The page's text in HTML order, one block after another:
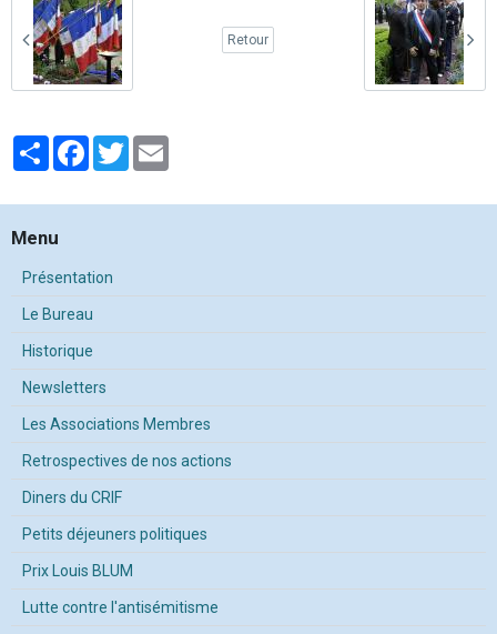
Retour
PartagerFacebook
Twitter
Menu
Présentation
Le Bureau
Historique
Newsletters
Les Associations Membres
Retrospectives de nos actions
Diners du CRIF
Petits déjeuners politiques
Prix Louis BLUM
Lutte contre l'antisémitisme